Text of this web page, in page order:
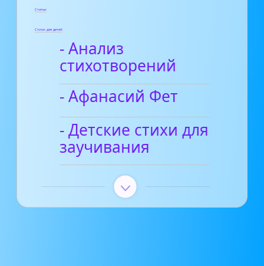
Статьи
Стихи для детей
- Анализ
стихотворений
- Афанасий Фет
- Детские стихи для
заучивания